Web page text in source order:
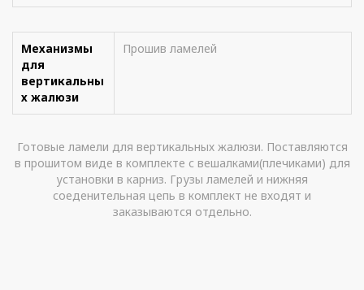
Механизмы
для
вертикальны
х жалюзи
Прошив ламелей
Готовые ламели для вертикальных жалюзи. Поставляются
в прошитом виде в комплекте с вешалками(плечиками) для
установки в карниз. Грузы ламелей и нижняя
соеденительная цепь в комплект не входят и
заказываются отдельно.